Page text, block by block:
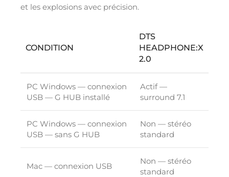
et les explosions avec précision.
CONDITION
DTS
HEADPHONE:X
2.0
PC Windows — connexion
USB — G HUB installé
Actif —
surround 7.1
PC Windows — connexion
USB — sans G HUB
Non — stéréo
standard
Mac — connexion USB
Non — stéréo
standard